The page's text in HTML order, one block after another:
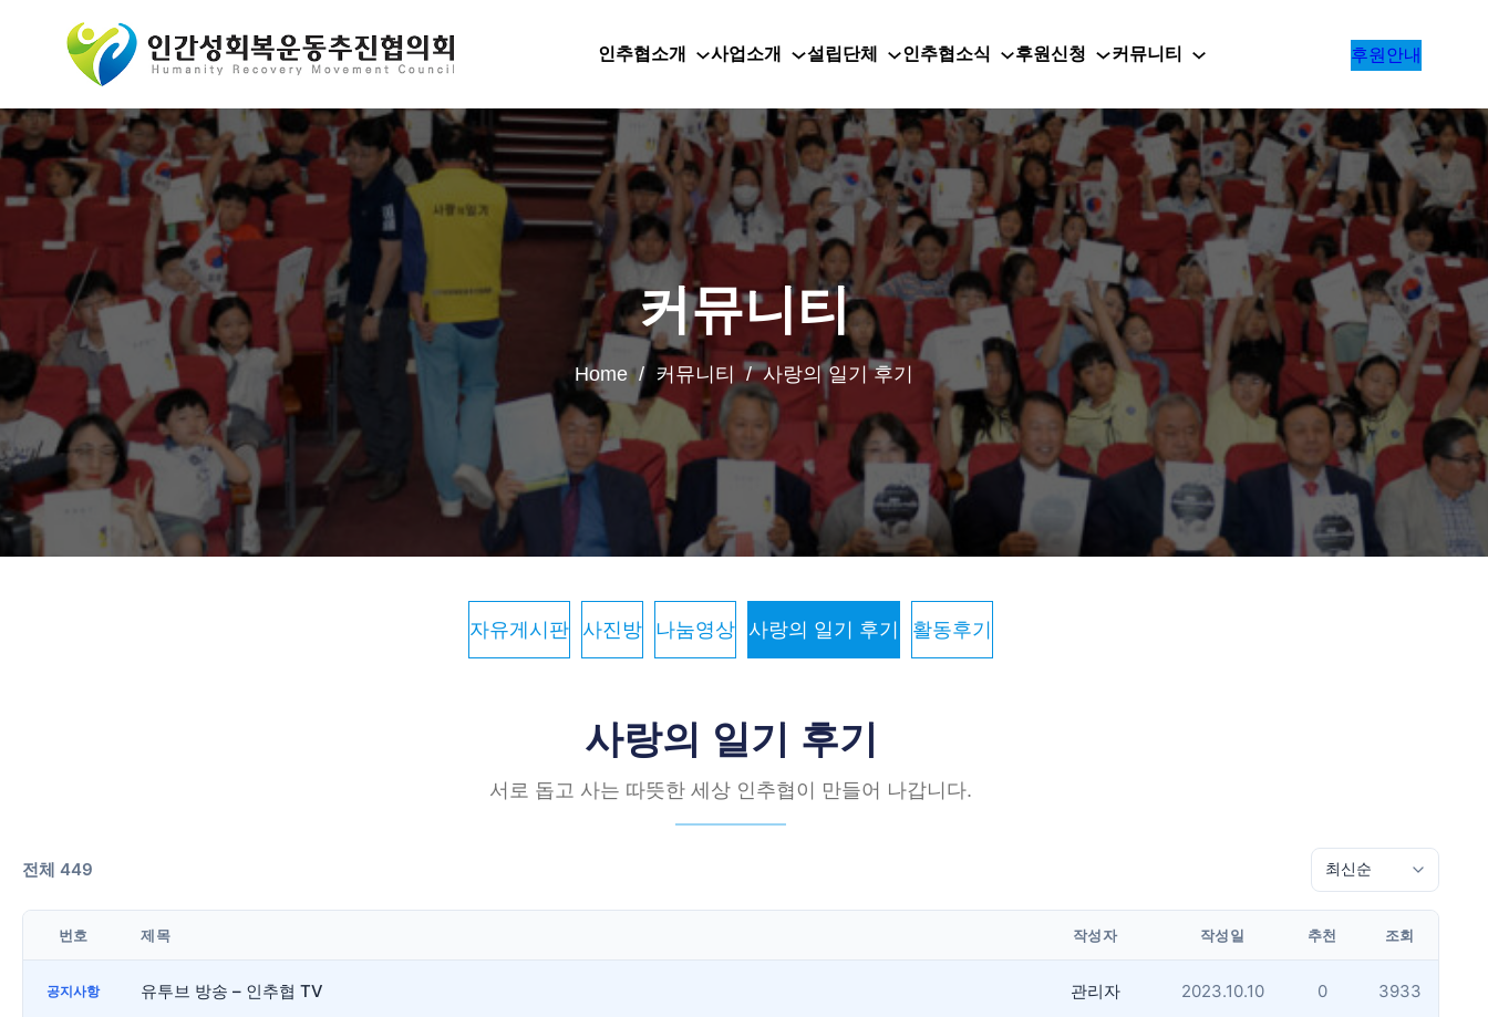
로
바
인추협소개 사업소개 설립단체 인추협소식 후원신청 커뮤니티 후원안내
커뮤니티
Home / 커뮤니티 / 사랑의 일기 후기
자유게시판 사진방 나눔영상 사랑의 일기 후기 활동후기
사랑의 일기 후기
서로 돕고 사는 따뜻한 세상 인추협이 만들어 나갑니다.
전체 449
번호 제목 작성자 작성일 추천 조회
공지사항 유투브 방송 – 인추협 TV 관리자 2023.10.10 0 3933